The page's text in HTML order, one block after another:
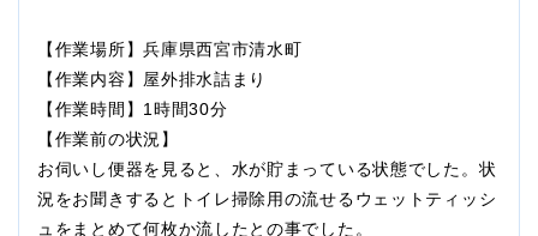
【作業場所】兵庫県西宮市清水町
【作業内容】屋外排水詰まり
【作業時間】1時間30分
【作業前の状況】
お伺いし便器を見ると、水が貯まっている状態でした。状
況をお聞きするとトイレ掃除用の流せるウェットティッシ
ュをまとめて何枚か流したとの事でした。